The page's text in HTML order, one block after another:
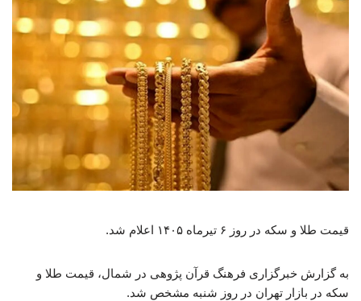
قیمت طلا و سکه در روز ۶ تیرماه ۱۴۰۵ اعلام شد.
به گزارش خبرگزاری فرهنگ قرآن پژوهی در شمال، قیمت طلا و
سکه در بازار تهران در روز شنبه مشخص شد.